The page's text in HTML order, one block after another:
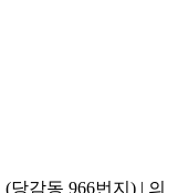
당감동 966번지) | 의